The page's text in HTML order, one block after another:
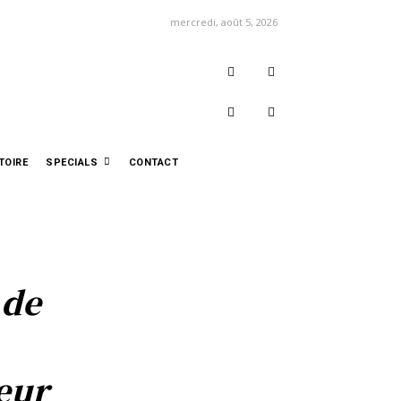
mercredi, août 5, 2026
SPECIALS CONTACT